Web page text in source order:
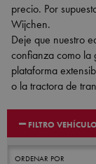
precio. Por
Wijchen.
Deje que nuestro
confianza como la
plataforma
o la tractora de
¿Vende su
FILTRO